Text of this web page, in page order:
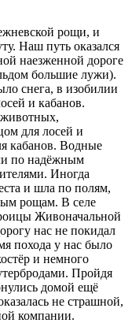
рощи, и
Наш путь оказался
наезженной дороге
большие лужи).
снега, в изобилии
и кабанов.
животных,
для лосей и
кабанов. Водные
по надёжным
Иногда
и шла по полям,
рощам. В селе
Живоначальной
нас не покидал
похода у нас было
и немного
Пройдя
домой ещё
не страшной,
компании.